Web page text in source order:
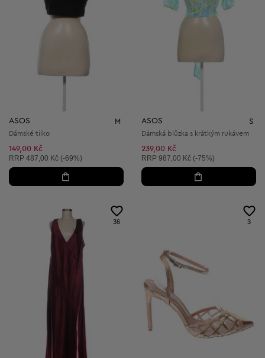
ASOS M
Dámské tilko
149,00 Kč
Doporučená cena:
RRP 487,00 Kč (-69%)
ASOS S
Dámská blůzka s krátkým rukávem
239,00 Kč
Doporučená cena:
RRP 987,00 Kč (-75%)
36 3